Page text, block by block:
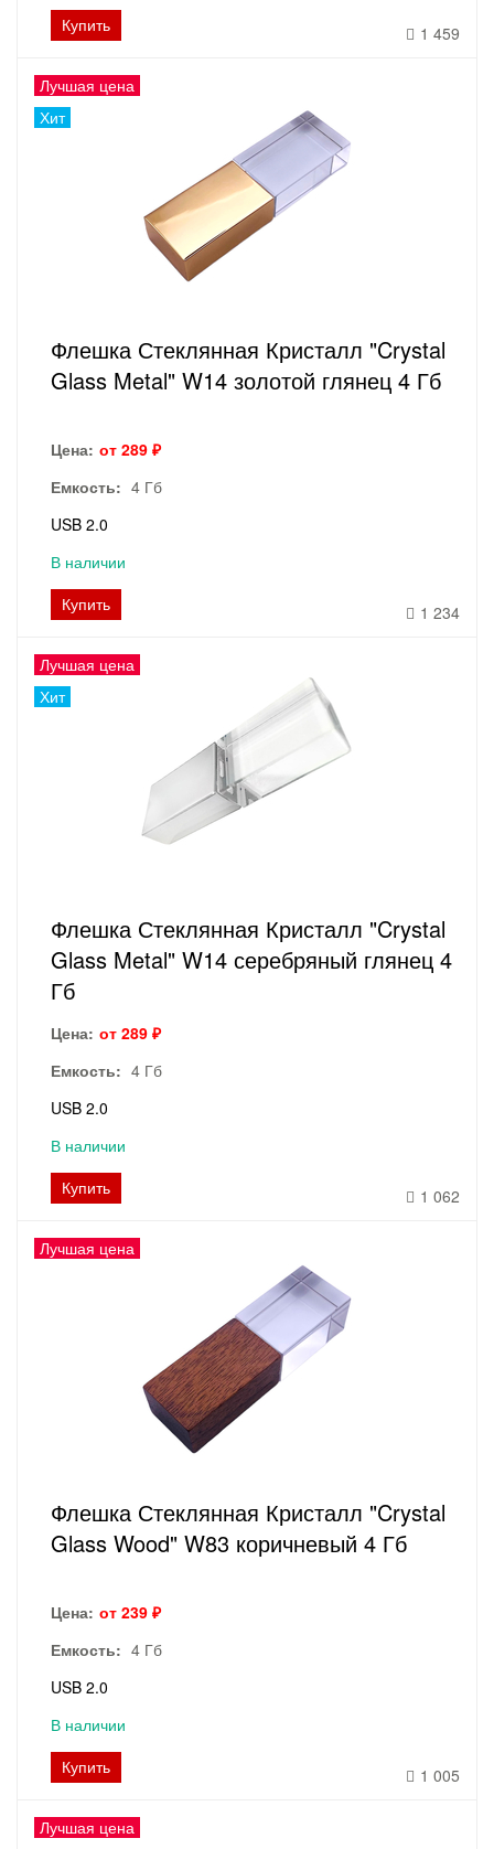
Купить
1 459
Лучшая цена
Хит
Флешка Стеклянная Кристалл "Crystal
Glass Metal" W14 золотой глянец 4 Гб
Цена: от 289 ₽
Емкость: 4 Гб
USB 2.0
В наличии
Купить
1 234
Лучшая цена
Хит
Флешка Стеклянная Кристалл "Crystal
Glass Metal" W14 серебряный глянец 4
Гб
Цена: от 289 ₽
Емкость: 4 Гб
USB 2.0
В наличии
Купить
1 062
Лучшая цена
Флешка Стеклянная Кристалл "Crystal
Glass Wood" W83 коричневый 4 Гб
Цена: от 239 ₽
Емкость: 4 Гб
USB 2.0
В наличии
Купить
1 005
Лучшая цена